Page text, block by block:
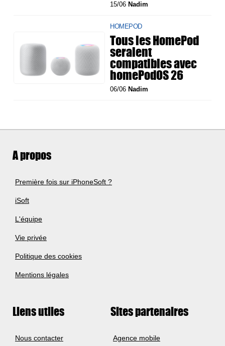
15/06 Nadim
HOMEPOD
Tous les HomePod
seraient
compatibles avec
homePodOS 26
06/06 Nadim
A propos
Première fois sur iPhoneSoft ?
iSoft
L'équipe
Vie privée
Politique des cookies
Mentions légales
Liens utiles
Nous contacter
Sites partenaires
Agence mobile